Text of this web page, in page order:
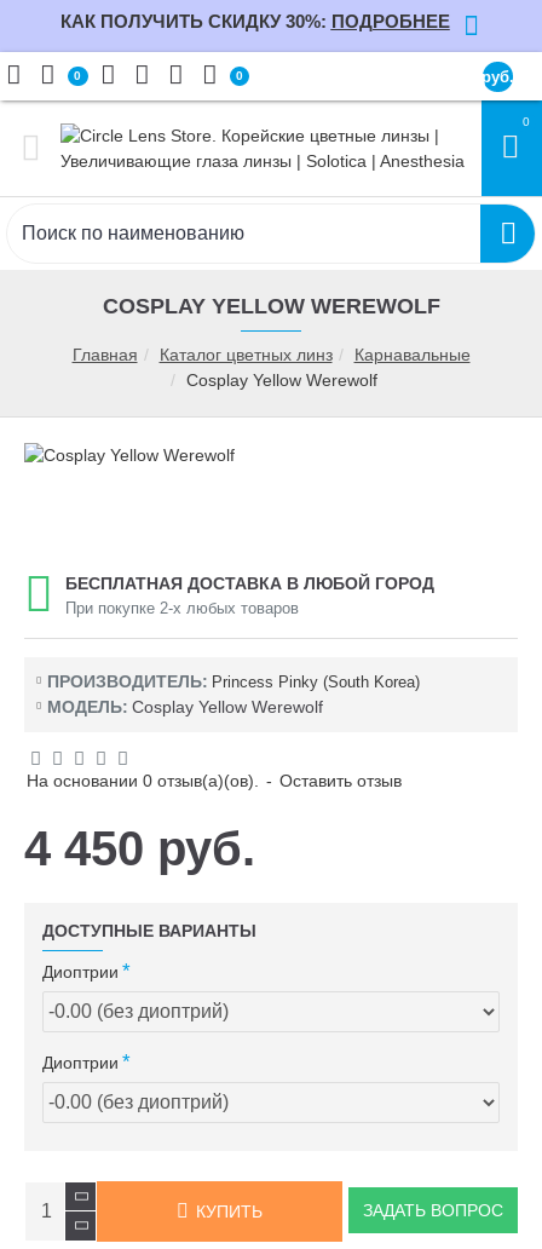
КАК ПОЛУЧИТЬ СКИДКУ 30%: ПОДРОБНЕЕ
0 0 руб.
0
Главная Каталог цветных линз
Карнавальные
Cosplay Yellow Werewolf
COSPLAY YELLOW WEREWOLF
БЕСПЛАТНАЯ ДОСТАВКА В ЛЮБОЙ ГОРОД
При покупке 2-х любых товаров
ПРОИЗВОДИТЕЛЬ: Princess Pinky (South Korea)
МОДЕЛЬ: Cosplay Yellow Werewolf
На основании 0 отзыв(а)(ов). - Оставить отзыв
4 450 руб.
ДОСТУПНЫЕ ВАРИАНТЫ
Диоптрии
Диоптрии
КУПИТЬ ЗАДАТЬ ВОПРОС